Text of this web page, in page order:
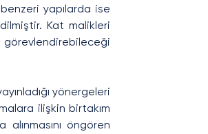
yapılarda ise
Kat malikleri
görevlendirebileceği
yönergeleri
ilişkin birtakım
öngören